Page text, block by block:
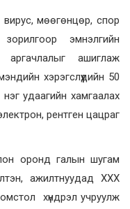
вирус, мөөгөнцөр, спор
эмнэлгийн
аргачлалыг ашиглаж
хэрэгслүүдийн 50
удаагийн хамгаалах
рентген цацраг
оронд галын шугам
ажилтнуудад ХХХ
хүндрэл учруулж